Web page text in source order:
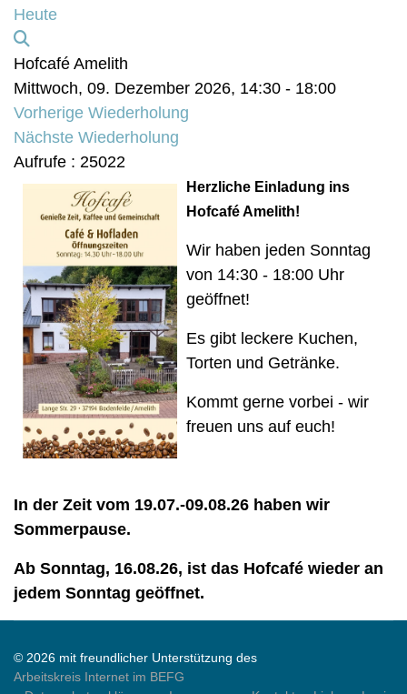
Heute
Hofcafé Amelith
Mittwoch, 09. Dezember 2026, 14:30 - 18:00
Vorherige Wiederholung
Nächste Wiederholung
Aufrufe : 25022
Herzliche Einladung ins
Hofcafé Amelith!
Wir haben jeden Sonntag
von 14:30 - 18:00 Uhr
geöffnet!
Es gibt leckere Kuchen,
Torten und Getränke.
Kommt gerne vorbei - wir
freuen uns auf euch!
In der Zeit vom 19.07.-09.08.26 haben wir
Sommerpause.
Ab Sonntag, 16.08.26, ist das Hofcafé wieder an
jedem Sonntag geöffnet.
© 2026 mit freundlicher Unterstützung des
Arbeitskreis Internet im BEFG